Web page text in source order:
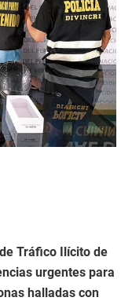
Tráfico Ilícito de
urgentes para
halladas con